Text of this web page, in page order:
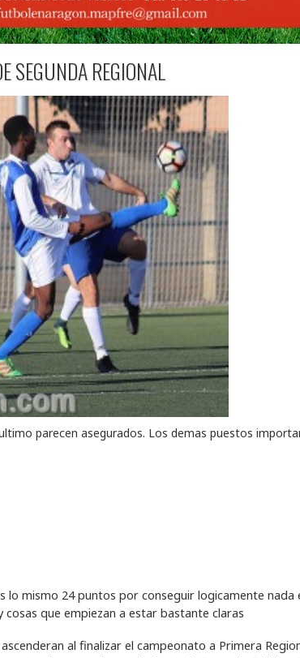
SEGUNDA REGIONAL
parecen asegurados. Los demas puestos
mismo 24 puntos por conseguir logicamente nada
que empiezan a estar bastante claras
al finalizar el campeonato a Primera